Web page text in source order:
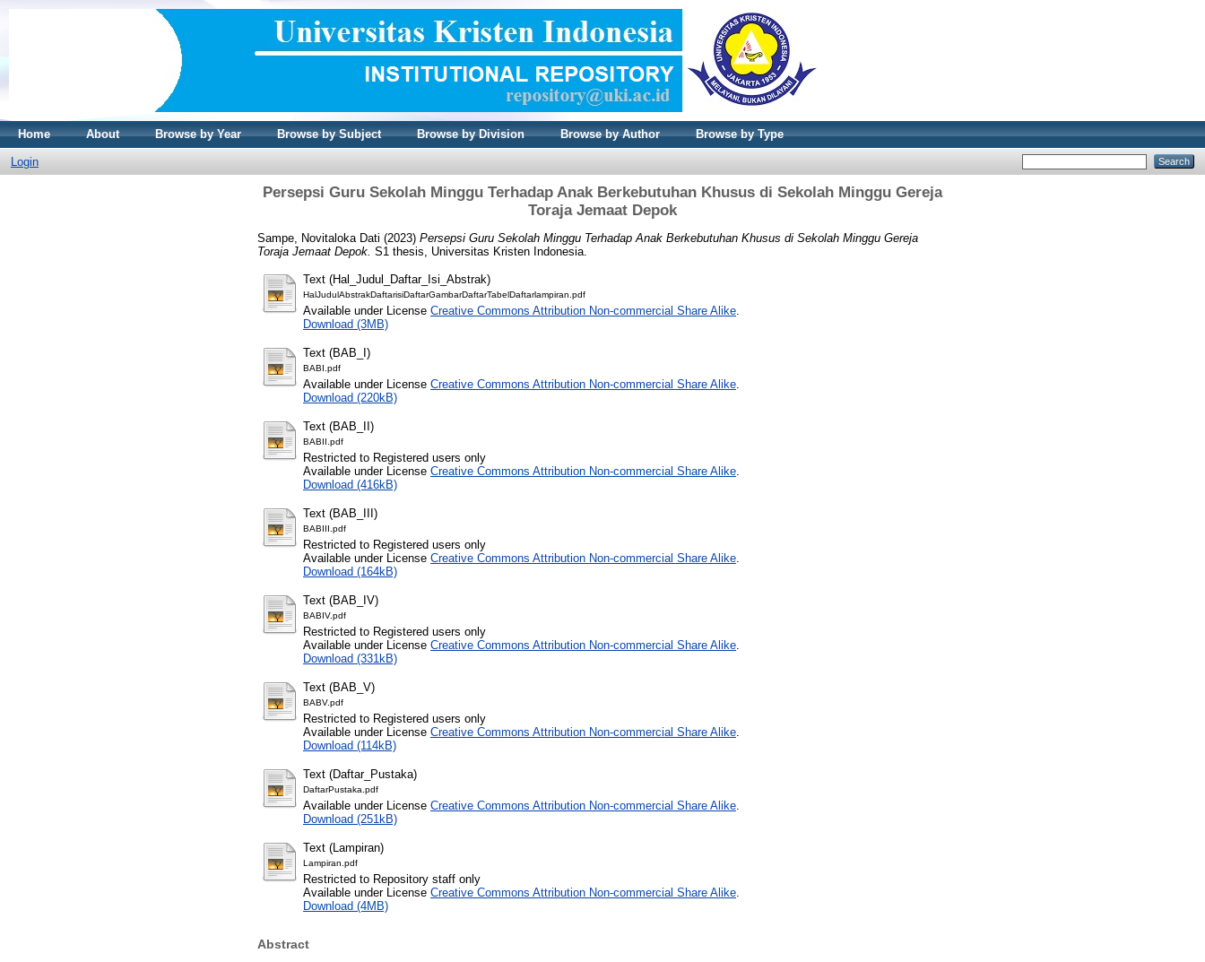
Home About Browse by Year Browse by Subject Browse by Division Browse by Author Browse by Type
Login
Persepsi Guru Sekolah Minggu Terhadap Anak Berkebutuhan Khusus di Sekolah Minggu Gereja
Toraja Jemaat Depok
Sampe, Novitaloka Dati (2023) Persepsi Guru Sekolah Minggu Terhadap Anak Berkebutuhan Khusus di Sekolah Minggu Gereja
Toraja Jemaat Depok. S1 thesis, Universitas Kristen Indonesia.
Text (Hal_Judul_Daftar_Isi_Abstrak)
HalJudulAbstrakDaftarisiDaftarGambarDaftarTabelDaftarlampiran.pdf
Available under License Creative Commons Attribution Non-commercial Share Alike
Download (3MB)
Text (BAB_I)
BABI.pdf
Available under License Creative Commons Attribution Non-commercial Share Alike
Download (220kB)
Text (BAB_II)
BABII.pdf
Restricted to Registered users only
Available under License Creative Commons Attribution Non-commercial Share Alike
Download (416kB)
Text (BAB_III)
BABIII.pdf
Restricted to Registered users only
Available under License Creative Commons Attribution Non-commercial Share Alike
Download (164kB)
Text (BAB_IV)
BABIV.pdf
Restricted to Registered users only
Available under License Creative Commons Attribution Non-commercial Share Alike
Download (331kB)
Text (BAB_V)
BABV.pdf
Restricted to Registered users only
Available under License Creative Commons Attribution Non-commercial Share Alike
Download (114kB)
Text (Daftar_Pustaka)
DaftarPustaka.pdf
Available under License Creative Commons Attribution Non-commercial Share Alike
Download (251kB)
Text (Lampiran)
Lampiran.pdf
Restricted to Repository staff only
Available under License Creative Commons Attribution Non-commercial Share Alike
Download (4MB)
Abstract